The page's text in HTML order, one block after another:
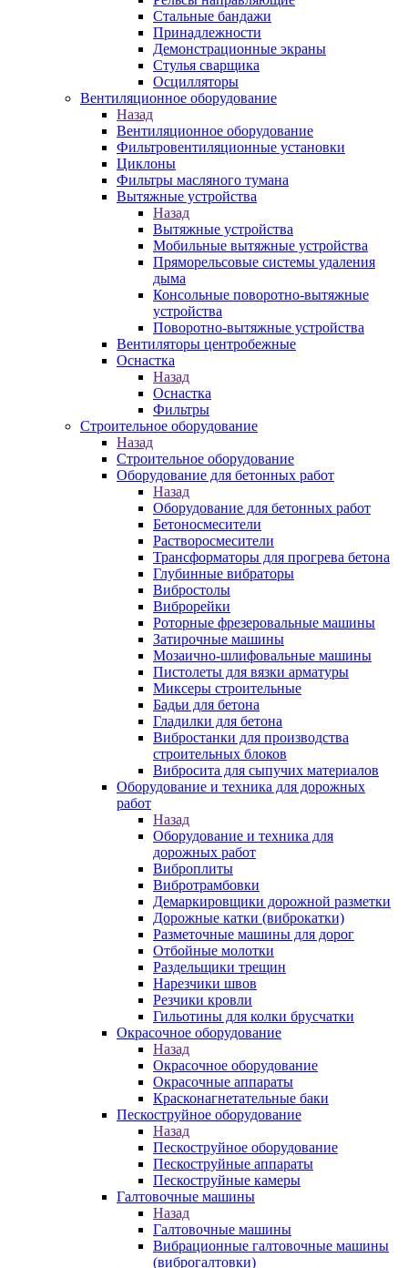
Стальные бандажи
Принадлежности
Демонстрационные экраны
Стулья сварщика
Осцилляторы
Вентиляционное оборудование
Назад
Вентиляционное оборудование
Фильтровентиляционные установки
Циклоны
Фильтры масляного тумана
Вытяжные устройства
Назад
Вытяжные устройства
Мобильные вытяжные устройства
Пряморельсовые системы удаления
дыма
Консольные поворотно-вытяжные
устройства
Поворотно-вытяжные устройства
Вентиляторы центробежные
Оснастка
Назад
Оснастка
Фильтры
Строительное оборудование
Назад
Строительное оборудование
Оборудование для бетонных работ
Назад
Оборудование для бетонных работ
Бетоносмесители
Растворосмесители
Трансформаторы для прогрева бетона
Глубинные вибраторы
Вибростолы
Виброрейки
Роторные фрезеровальные машины
Затирочные машины
Мозаично-шлифовальные машины
Пистолеты для вязки арматуры
Миксеры строительные
Бадьи для бетона
Гладилки для бетона
Вибростанки для производства
строительных блоков
Вибросита для сыпучих материалов
Оборудование и техника для дорожных
работ
Назад
Оборудование и техника для
дорожных работ
Виброплиты
Вибротрамбовки
Демаркировщики дорожной разметки
Дорожные катки (виброкатки)
Разметочные машины для дорог
Отбойные молотки
Раздельщики трещин
Нарезчики швов
Резчики кровли
Гильотины для колки брусчатки
Окрасочное оборудование
Назад
Окрасочное оборудование
Окрасочные аппараты
Красконагнетательные баки
Пескоструйное оборудование
Назад
Пескоструйное оборудование
Пескоструйные аппараты
Пескоструйные камеры
Галтовочные машины
Назад
Галтовочные машины
Вибрационные галтовочные машины
(виброгалтовки)